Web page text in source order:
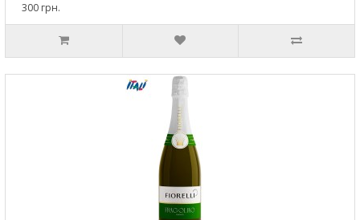
300 грн.